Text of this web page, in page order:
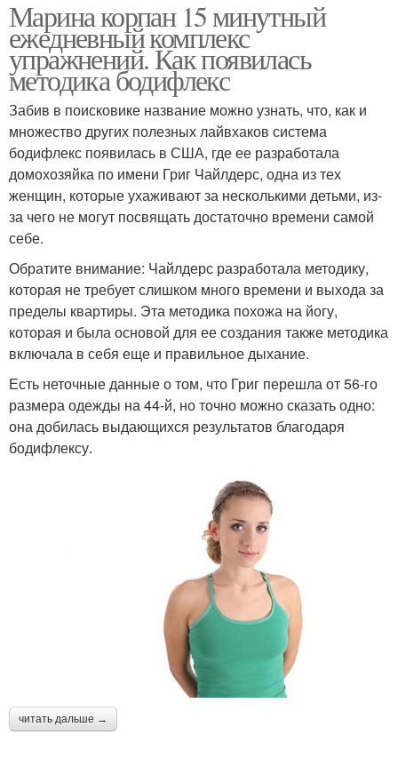
Марина корпан 15 минутный
ежедневный комплекс
упражнений. Как появилась
методика бодифлекс
Забив в поисковике название можно узнать, что, как и
множество других полезных лайвхаков система
бодифлекс появилась в США, где ее разработала
домохозяйка по имени Григ Чайлдерс, одна из тех
женщин, которые ухаживают за несколькими детьми, из-
за чего не могут посвящать достаточно времени самой
себе.
Обратите внимание: Чайлдерс разработала методику,
которая не требует слишком много времени и выхода за
пределы квартиры. Эта методика похожа на йогу,
которая и была основой для ее создания также методика
включала в себя еще и правильное дыхание.
Есть неточные данные о том, что Григ перешла от 56-го
размера одежды на 44-й, но точно можно сказать одно:
она добилась выдающихся результатов благодаря
бодифлексу.
читать дальше →